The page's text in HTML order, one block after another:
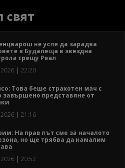
свят
не успя да зарадва
в Будапеща в звездна
срещу Реал
2026 | 22:20
Това беше страхотен мач с
завършено представяне от
2026 | 21:16
На прав път сме за началото
но ще трябва да намалим
2026 | 20:52